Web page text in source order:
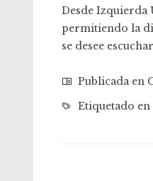
Desde Izquierda
permitiendo la
se desee
Publicada en
Etiquetado en